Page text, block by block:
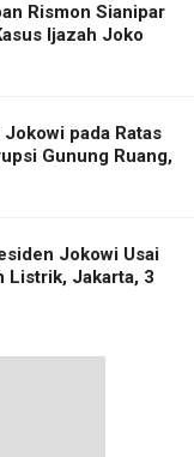
Rismon Sianipar
Ijazah Joko
pada Ratas
Gunung Ruang,
Jokowi Usai
Listrik, Jakarta, 3